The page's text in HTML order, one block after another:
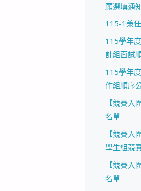
願選填通
115-1兼
115學年
計組面試
115學年
作組順序
【競賽
名單
【競賽
學生組競
【競賽
名單